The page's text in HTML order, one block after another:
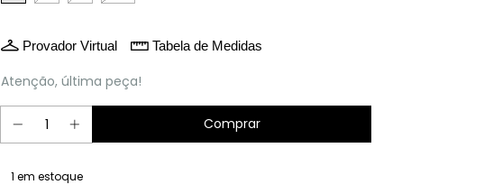
Provador Virtual Tabela de Medidas
Atenção, última peça!
1 em estoque